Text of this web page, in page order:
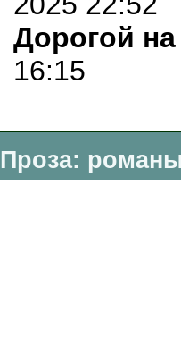
Дорогой
16:15
Проза: